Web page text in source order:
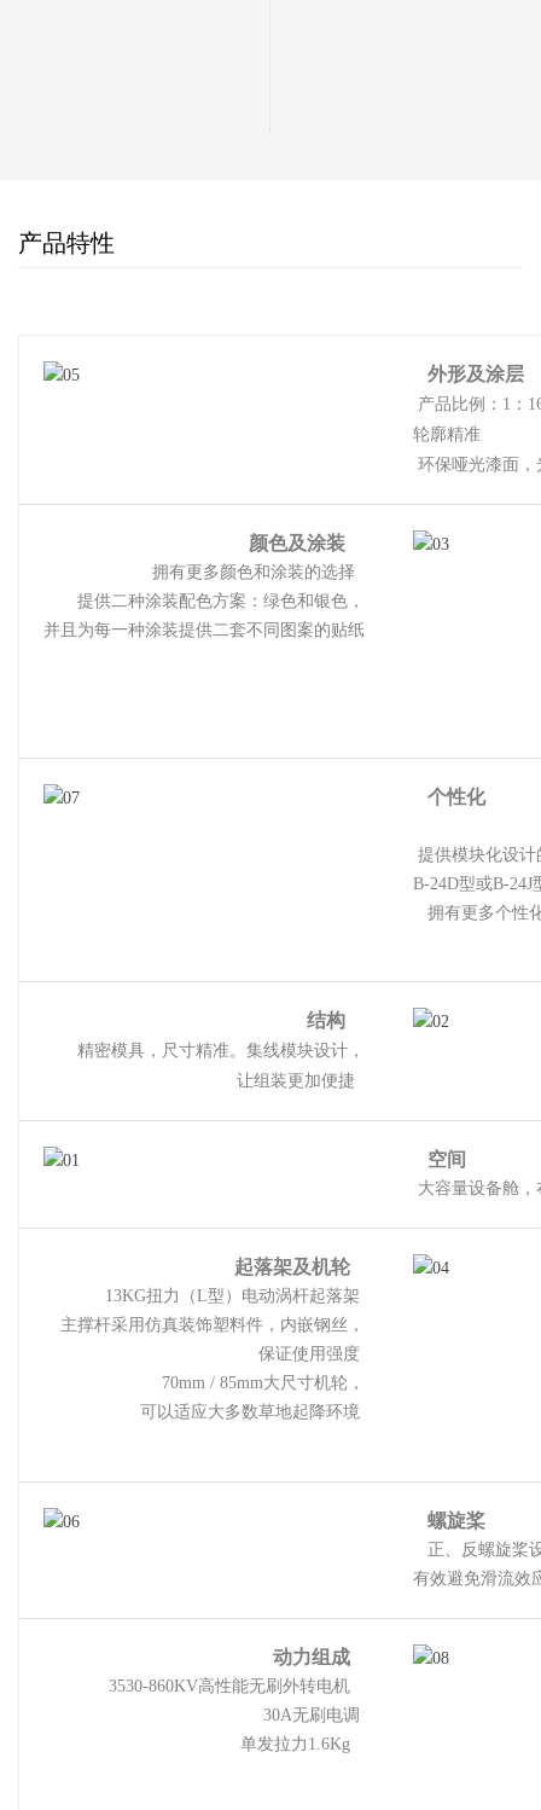
产品特性
外形及涂层
产品比例：1：
轮廓精准
环保哑光漆面
颜色及涂装
拥有更多颜色和涂装的选择
提供二种涂装配色方案：绿色和银色，
并且为每一种涂装提供二套不同图案的贴纸
个性化
提供模块化设
B-24D型或B-24J
拥有更多个性
结构
精密模具，尺寸精准。集线模块设计，
让组装更加便捷
空间
大容量设备舱，
起落架及机轮
13KG扭力（L型）电动涡杆起落架
主撑杆采用仿真装饰塑料件，内嵌钢丝，
保证使用强度
70mm / 85mm大尺寸机轮，
可以适应大多数草地起降环境
螺旋桨
正、反螺旋桨
有效避免滑流效
动力组成
3530-860KV高性能无刷外转电机
30A无刷电调
单发拉力1.6Kg